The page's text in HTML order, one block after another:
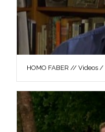
HOMO FABER // Videos